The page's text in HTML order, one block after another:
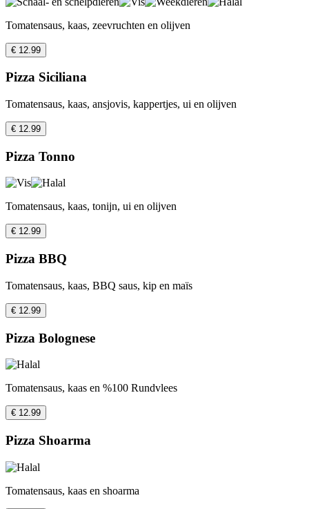
Tomatensaus, kaas, zeevruchten en olijven
€ 12.99
Pizza Siciliana
Tomatensaus, kaas, ansjovis, kappertjes, ui en olijven
€ 12.99
Pizza Tonno
Tomatensaus, kaas, tonijn, ui en olijven
€ 12.99
Pizza BBQ
Tomatensaus, kaas, BBQ saus, kip en maïs
€ 12.99
Pizza Bolognese
Tomatensaus, kaas en %100 Rundvlees
€ 12.99
Pizza Shoarma
Tomatensaus, kaas en shoarma